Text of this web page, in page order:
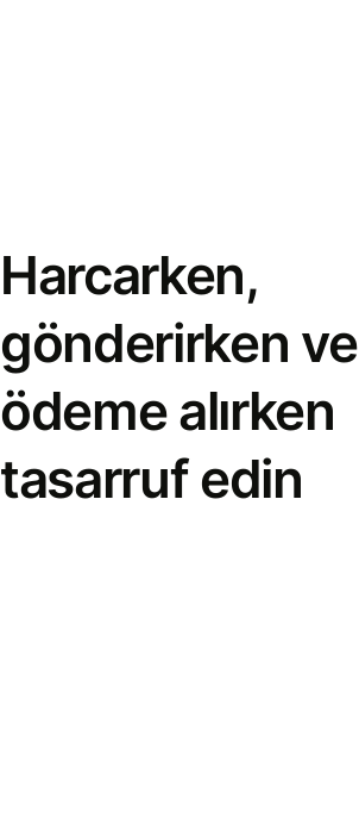
Harcarken,
gönderirken ve
ödeme alırken
tasarruf edin